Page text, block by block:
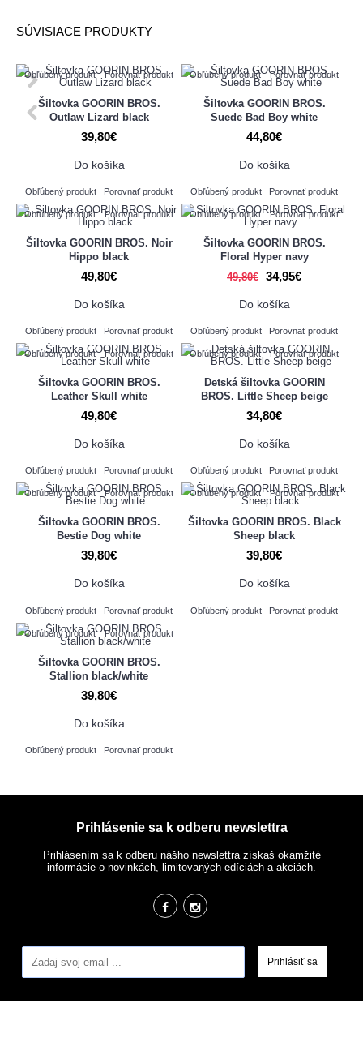
SÚVISIACE PRODUKTY
Obľúbený produkt Porovnať produkt
Šiltovka GOORIN BROS.
Outlaw Lizard black
39,80€
Do košíka
Obľúbený produkt Porovnať produkt
Obľúbený produkt Porovnať produkt
Šiltovka GOORIN BROS.
Suede Bad Boy white
44,80€
Do košíka
Obľúbený produkt Porovnať produkt
Obľúbený produkt Porovnať produkt
Šiltovka GOORIN BROS. Noir
Hippo black
49,80€
Do košíka
Obľúbený produkt Porovnať produkt
Obľúbený produkt Porovnať produkt
Šiltovka GOORIN BROS.
Floral Hyper navy
49,80€ 34,95€
Do košíka
Obľúbený produkt Porovnať produkt
Obľúbený produkt Porovnať produkt
Šiltovka GOORIN BROS.
Leather Skull white
49,80€
Do košíka
Obľúbený produkt Porovnať produkt
Obľúbený produkt Porovnať produkt
Detská šiltovka GOORIN
BROS. Little Sheep beige
34,80€
Do košíka
Obľúbený produkt Porovnať produkt
Obľúbený produkt Porovnať produkt
Šiltovka GOORIN BROS.
Bestie Dog white
39,80€
Do košíka
Obľúbený produkt Porovnať produkt
Obľúbený produkt Porovnať produkt
Šiltovka GOORIN BROS. Black
Sheep black
39,80€
Do košíka
Obľúbený produkt Porovnať produkt
Obľúbený produkt Porovnať produkt
Šiltovka GOORIN BROS.
Stallion black/white
39,80€
Do košíka
Obľúbený produkt Porovnať produkt
Prihlásenie sa k odberu newslettra
Prihlásením sa k odberu nášho newslettra získaš okamžité
informácie o novinkách, limitovaných edíciách a akciách.
Prihlásiť sa